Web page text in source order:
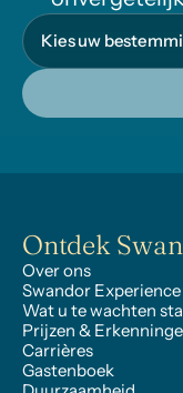
Ontdek
Over ons
Swandor Experience
Wat u te wachten
Prijzen &
Carrières
Gastenboek